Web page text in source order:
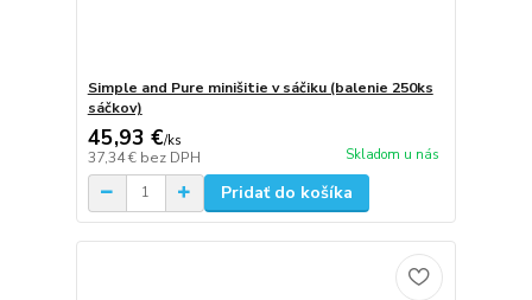
Simple and Pure minišitie v sáčiku (balenie 250ks
sáčkov)
45,93 €/ks
37,34 € bez DPH Skladom u nás
Pridať do košíka